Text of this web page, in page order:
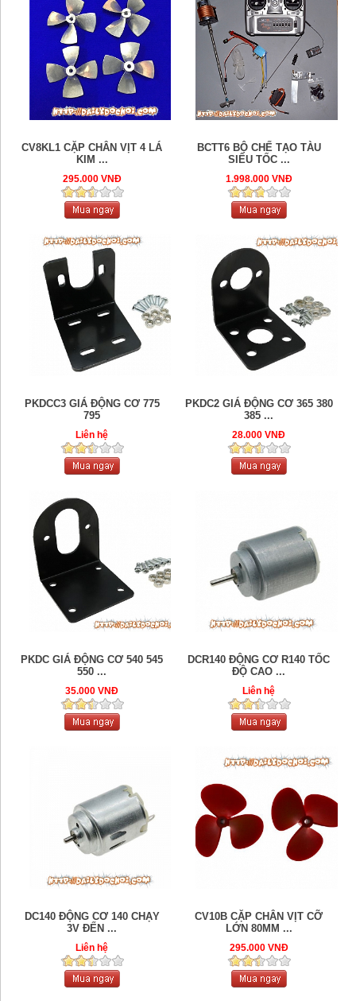
CV8KL1 CẶP CHÂN VỊT 4 LÁ
KIM ...
295.000 VNĐ
BCTT6 BỘ CHẾ TẠO TÀU
SIÊU TỐC ...
1.998.000 VNĐ
PKDCC3 GIÁ ĐỘNG CƠ 775
795
Liên hệ
PKDC2 GIÁ ĐỘNG CƠ 365 380
385 ...
28.000 VNĐ
PKDC GIÁ ĐỘNG CƠ 540 545
550 ...
35.000 VNĐ
DCR140 ĐỘNG CƠ R140 TỐC
ĐỘ CAO ...
Liên hệ
DC140 ĐỘNG CƠ 140 CHẠY
3V ĐẾN ...
Liên hệ
CV10B CẶP CHÂN VỊT CỠ
LỚN 80MM ...
295.000 VNĐ